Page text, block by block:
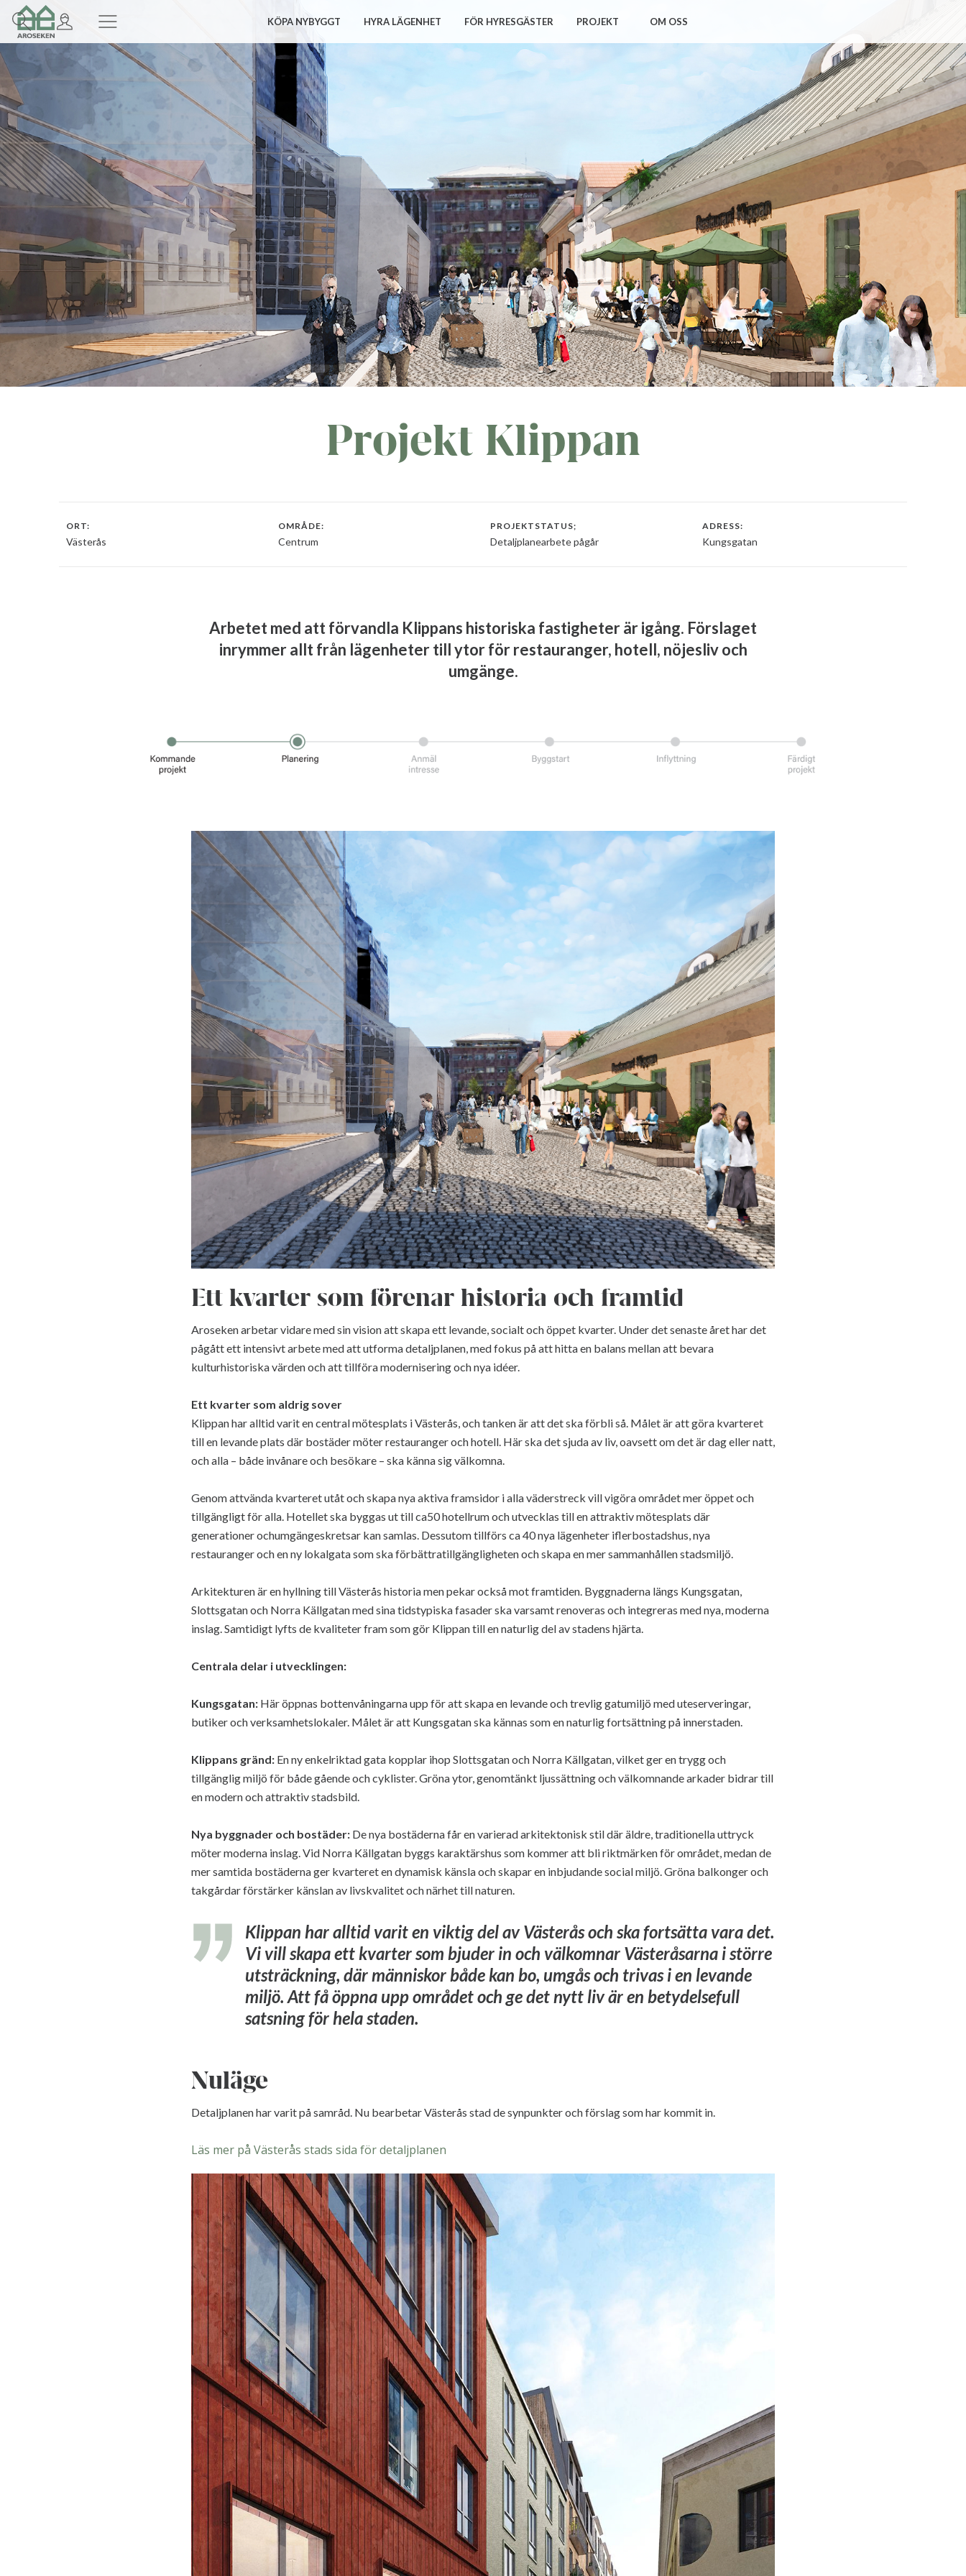
KÖPA NYBYGGT HYRA LÄGENHET FÖR HYRESGÄSTER PROJEKT OM OSS
Projekt Klippan
ORT:
Västerås
OMRÅDE:
Centrum
PROJEKTSTATUS;
Detaljplanearbete pågår
ADRESS:
Kungsgatan
Arbetet med att förvandla Klippans historiska fastigheter är igång. Förslaget
inrymmer allt från lägenheter till ytor för restauranger, hotell, nöjesliv och
umgänge.
Ett kvarter som förenar historia och framtid
Aroseken arbetar vidare med sin vision att skapa ett levande, socialt och öppet kvarter. Under det senaste året har det
pågått ett intensivt arbete med att utforma detaljplanen, med fokus på att hitta en balans mellan att bevara
kulturhistoriska värden och att tillföra modernisering och nya idéer.
Ett kvarter som aldrig sover
Klippan har alltid varit en central mötesplats i Västerås, och tanken är att det ska förbli så. Målet är att göra kvarteret
till en levande plats där bostäder möter restauranger och hotell. Här ska det sjuda av liv, oavsett om det är dag eller natt,
och alla – både invånare och besökare – ska känna sig välkomna.
Genom attvända kvarteret utåt och skapa nya aktiva framsidor i alla väderstreck vill vigöra området mer öppet och
tillgängligt för alla. Hotellet ska byggas ut till ca50 hotellrum och utvecklas till en attraktiv mötesplats där
generationer ochumgängeskretsar kan samlas. Dessutom tillförs ca 40 nya lägenheter iflerbostadshus, nya
restauranger och en ny lokalgata som ska förbättratillgängligheten och skapa en mer sammanhållen stadsmiljö.
Arkitekturen är en hyllning till Västerås historia men pekar också mot framtiden. Byggnaderna längs Kungsgatan,
Slottsgatan och Norra Källgatan med sina tidstypiska fasader ska varsamt renoveras och integreras med nya, moderna
inslag. Samtidigt lyfts de kvaliteter fram som gör Klippan till en naturlig del av stadens hjärta.
Centrala delar i utvecklingen:
Kungsgatan: Här öppnas bottenvåningarna upp för att skapa en levande och trevlig gatumiljö med uteserveringar,
butiker och verksamhetslokaler. Målet är att Kungsgatan ska kännas som en naturlig fortsättning på innerstaden.
Klippans gränd: En ny enkelriktad gata kopplar ihop Slottsgatan och Norra Källgatan, vilket ger en trygg och
tillgänglig miljö för både gående och cyklister. Gröna ytor, genomtänkt ljussättning och välkomnande arkader bidrar till
en modern och attraktiv stadsbild.
Nya byggnader och bostäder: De nya bostäderna får en varierad arkitektonisk stil där äldre, traditionella uttryck
möter moderna inslag. Vid Norra Källgatan byggs karaktärshus som kommer att bli riktmärken för området, medan de
mer samtida bostäderna ger kvarteret en dynamisk känsla och skapar en inbjudande social miljö. Gröna balkonger och
takgårdar förstärker känslan av livskvalitet och närhet till naturen.
Klippan har alltid varit en viktig del av Västerås och ska fortsätta vara det.
Vi vill skapa ett kvarter som bjuder in och välkomnar Västeråsarna i större
utsträckning, där människor både kan bo, umgås och trivas i en levande
miljö. Att få öppna upp området och ge det nytt liv är en betydelsefull
satsning för hela staden.
Nuläge
Detaljplanen har varit på samråd. Nu bearbetar Västerås stad de synpunkter och förslag som har kommit in.
Läs mer på Västerås stads sida för detaljplanen